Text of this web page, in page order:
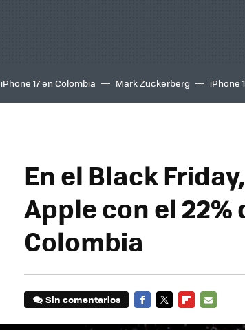
iPhone 17 en Colombia Mark Zuckerberg iPhone
inteligente
IA TCL C8K
En el Black
Apple con el
Colombia
Sin comentarios